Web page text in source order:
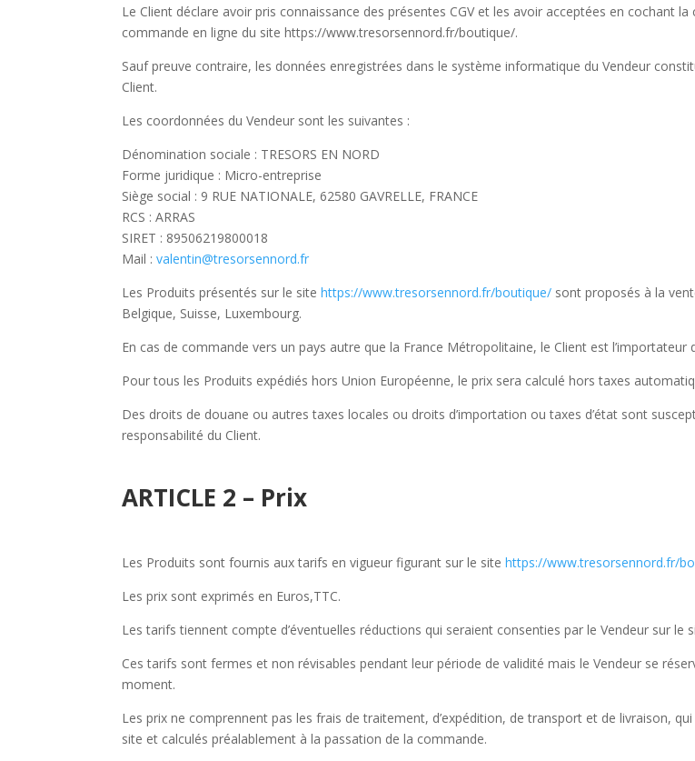
Le Client déclare avoir pris connaissance des présentes CGV et les avoir acceptées en cochant
commande en ligne du site https://www.tresorsennord.fr/boutique/.
Sauf preuve contraire, les données enregistrées dans le système informatique du Vendeur
Client.
Les coordonnées du Vendeur sont les suivantes :
Dénomination sociale : TRESORS EN NORD
Forme juridique : Micro-entreprise
Siège social : 9 RUE NATIONALE, 62580 GAVRELLE, FRANCE
RCS : ARRAS
SIRET : 89506219800018
Mail :valentin@tresorsennord.fr
Les Produits présentés sur le sitehttps://www.tresorsennord.fr/boutique/ sont proposés à la
Belgique, Suisse, Luxembourg.
En cas de commande vers un pays autre que la France Métropolitaine, le Client est l’importateur
Pour tous les Produits expédiés hors Union Européenne, le prix sera calculé hors taxes
Des droits de douane ou autres taxes locales ou droits d’importation ou taxes d’état sont
responsabilité du Client.
ARTICLE 2 – Prix
Les Produits sont fournis aux tarifs en vigueur figurant sur le site https://www.tresorsennord.fr/
Les prix sont exprimés en Euros,TTC.
Les tarifs tiennent compte d’éventuelles réductions qui seraient consenties par le Vendeur sur le
Ces tarifs sont fermes et non révisables pendant leur période de validité mais le Vendeur se
moment.
Les prix ne comprennent pas les frais de traitement, d’expédition, de transport et de livraison,
site et calculés préalablement à la passation de la commande.